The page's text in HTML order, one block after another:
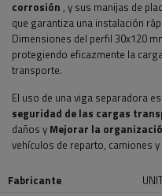
corrosión , y sus manijas de
que garantiza una instalación
Dimensiones del perfil 30x120
protegiendo eficazmente la
transporte.
El uso de una viga separadora
seguridad de las cargas
daños y Mejorar la
vehículos de reparto, camiones
Fabricante